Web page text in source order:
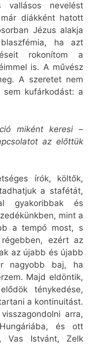
nevelést
diákként hatott
Jézus alakja
ha azt
rokonítom a
is. A művész
A szeretet nem
sem kufárkodást: a
miként keresi –
az előttük
írók, költők,
a stafétát,
gyakoribbak és
mint a
a tempó most, s
ezért az
az újabb és újabb
nagyobb baj, ha
Majd eldöntik,
ténykedése,
a kontinuitást.
arra,
és ott
Vas Istvánt, Zelk